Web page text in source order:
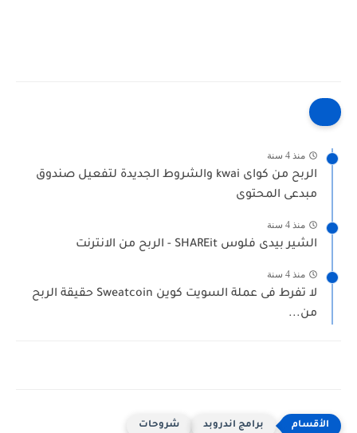
منذ 4 سنة
الربح من كواى kwai والشروط الجديدة لتفعيل صندوق
مبدعى المحتوى
منذ 4 سنة
الشير بيدى فلوس SHAREit - الربح من الانترنت
منذ 4 سنة
لا تفرط فى عملة السويت كوين Sweatcoin حقيقة الربح
من...
برامج اندروبد شروحات